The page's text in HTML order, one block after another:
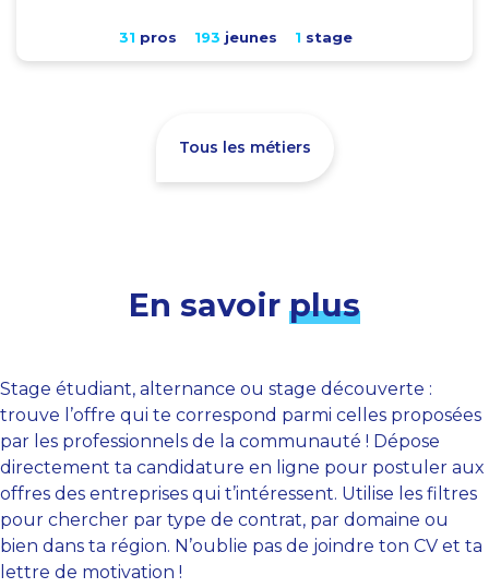
31 pros 193 jeunes 1 stage
Tous les métiers
En savoir plus
Stage étudiant, alternance ou stage découverte :
trouve l’offre qui te correspond parmi celles proposées
par les professionnels de la communauté ! Dépose
directement ta candidature en ligne pour postuler aux
offres des entreprises qui t’intéressent. Utilise les filtres
pour chercher par type de contrat, par domaine ou
bien dans ta région. N’oublie pas de joindre ton CV et ta
lettre de motivation !